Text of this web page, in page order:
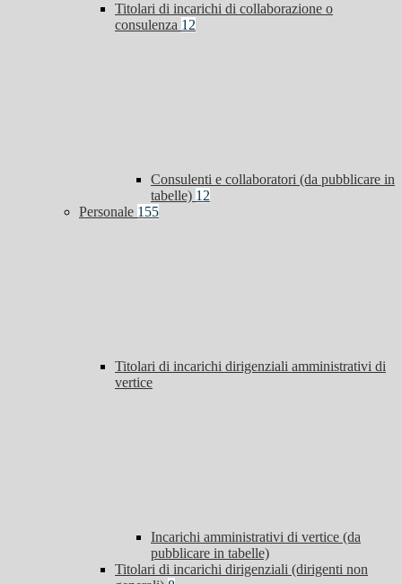
Titolari di incarichi di collaborazione o
consulenza 12
Consulenti e collaboratori (da pubblicare in
tabelle) 12
Personale 155
Titolari di incarichi dirigenziali amministrativi di
vertice
Incarichi amministrativi di vertice (da
pubblicare in tabelle)
Titolari di incarichi dirigenziali (dirigenti non